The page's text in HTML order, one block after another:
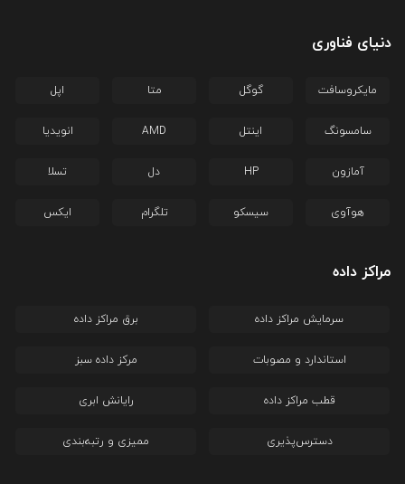
دنیای فناوری
مایکروسافت گوگل متا اپل
سامسونگ اینتل AMD انویدیا
آمازون HP دل تسلا
هوآوی سیسکو تلگرام ایکس
مراکز داده
سرمایش مراکز داده برق مراکز داده
استاندارد و مصوبات مرکز داده سبز
قطب مراکز داده رایانش ابری
دسترس‌پذیری ممیزی و رتبه‌بندی